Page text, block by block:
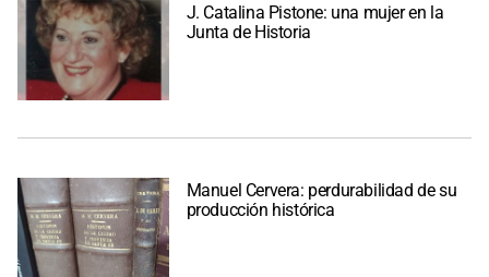
J. Catalina Pistone: una mujer en la
Junta de Historia
Manuel Cervera: perdurabilidad de su
producción histórica